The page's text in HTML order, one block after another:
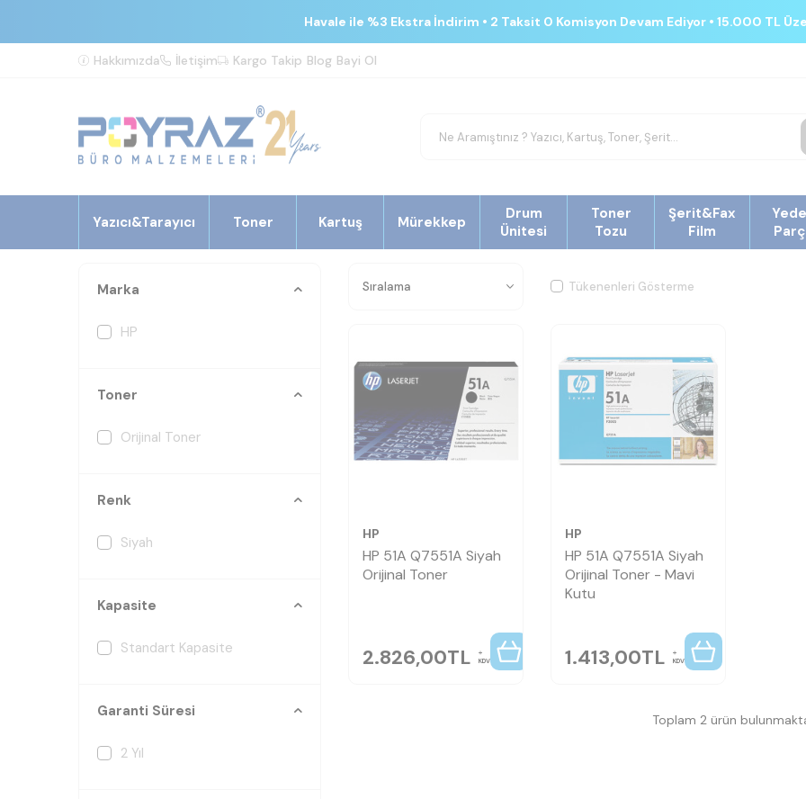
Havale ile %3 Ekstra İndirim • 2 Taksit 0 Komisyon Devam Ediyor • 15.000 TL
Hakkımızda İletişim Kargo Takip Blog Bayi Ol
Yazıcı&Tarayıcı Toner Kartuş Mürekkep
Drum
Ünitesi
Toner
Tozu
Şerit&Fax
Film
Marka
HP
Toner
Orijinal Toner
Renk
Siyah
Kapasite
Standart Kapasite
Garanti Süresi
2 Yıl
Tükenenleri Gösterme
HP
HP 51A Q7551A Siyah
Orijinal Toner
2.826,00TL KDV
HP
HP 51A Q7551A Siyah
Orijinal Toner - Mavi
Kutu
1.413,00TL KDV
Toplam 2 ürün